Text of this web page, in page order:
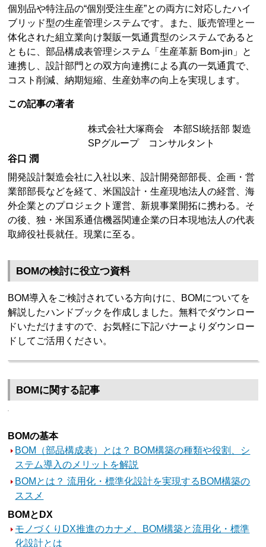
個別品や特注品の“個別受注生産”との両方に対応したハイ
ブリッド型の生産管理システムです。また、販売管理と一
体化された組立業向け製販一気通貫型のシステムであると
ともに、部品構成表管理システム「生産革新 Bom-jin」と
連携し、設計部門との双方向連携による真の一気通貫で、
コスト削減、納期短縮、生産効率の向上を実現します。
この記事の著者
株式会社大塚商会 本部SI統括部 製造
SPグループ コンサルタント
谷口 潤
開発設計製造会社に入社以来、設計開発部部長、企画・営
業部部長などを経て、米国設計・生産現地法人の経営、海
外企業とのプロジェクト運営、新規事業開拓に携わる。そ
の後、独・米国系通信機器関連企業の日本現地法人の代表
取締役社長就任。現業に至る。
BOMの検討に役立つ資料
BOM導入をご検討されている方向けに、BOMについてを
解説したハンドブックを作成しました。無料でダウンロー
ドいただけますので、お気軽に下記バナーよりダウンロー
ドしてご活用ください。
BOMに関する記事
BOMの基本
BOM（部品構成表）とは？ BOM構築の種類や役割、シ
ステム導入のメリットを解説
BOMとは？ 流用化・標準化設計を実現するBOM構築の
ススメ
BOMとDX
モノづくりDX推進のカナメ、BOM構築と流用化・標準
化設計とは